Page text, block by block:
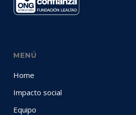
MENÚ
Home
Impacto social
Equipo